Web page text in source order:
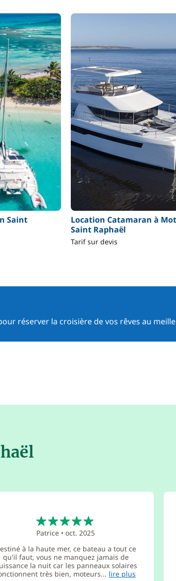
Saint
Location Catamaran à
Saint Raphaël
Tarif sur devis
réserver la croisière de vos rêves au
Patrice •oct. 2025
à la haute mer, ce bateau a tout ce
qu'il faut, vous ne manquez jamais de
la nuit car les panneaux solaires
très bien, moteurs... lire plus